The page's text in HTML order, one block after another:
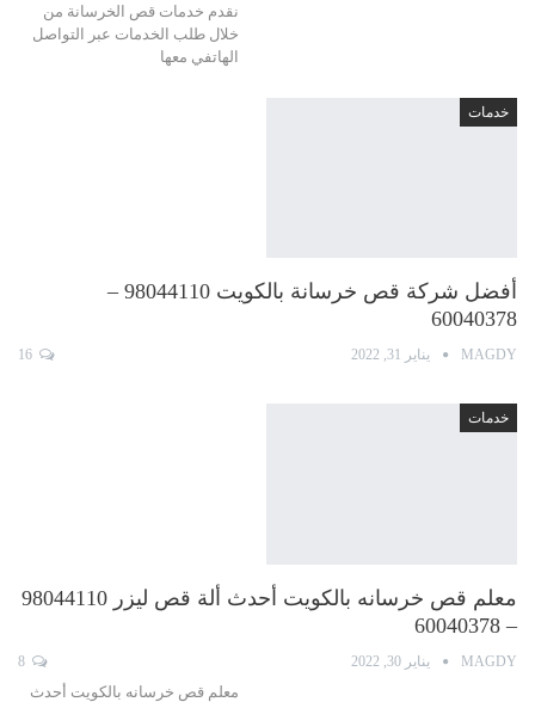
نقدم خدمات قص الخرسانة من
خلال طلب الخدمات عبر التواصل
الهاتفي معها
خدمات
أفضل شركة قص خرسانة بالكويت 98044110 –
60040378
MAGDY يناير 31, 2022
خدمات
معلم قص خرسانه بالكويت أحدث ألة قص ليزر 98044110
– 60040378
MAGDY يناير 30, 2022
معلم قص خرسانه بالكويت أحدث